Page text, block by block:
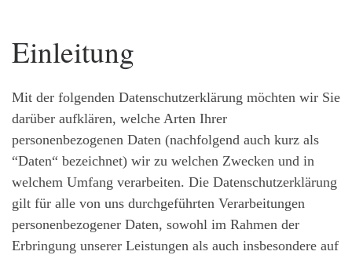
Einleitung
Mit der folgenden Datenschutzerklärung möchten wir Sie
darüber aufklären, welche Arten Ihrer
personenbezogenen Daten (nachfolgend auch kurz als
“Daten“ bezeichnet) wir zu welchen Zwecken und in
welchem Umfang verarbeiten. Die Datenschutzerklärung
gilt für alle von uns durchgeführten Verarbeitungen
personenbezogener Daten, sowohl im Rahmen der
Erbringung unserer Leistungen als auch insbesondere auf